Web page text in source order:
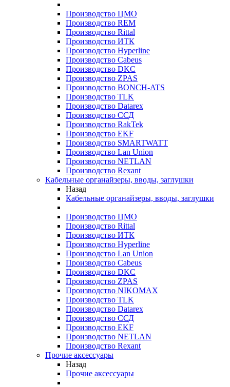
Производство ЦМО
Производство REM
Производство Rittal
Производство ИТК
Производство Hyperline
Производство Cabeus
Производство DKC
Производство ZPAS
Производство BONCH-ATS
Производство TLK
Производство Datarex
Производство ССД
Производство RakTek
Производство EKF
Производство SMARTWATT
Производство Lan Union
Производство NETLAN
Производство Rexant
Кабельные органайзеры, вводы, заглушки
Назад
Кабельные органайзеры, вводы, заглушки
Производство ЦМО
Производство Rittal
Производство ИТК
Производство Hyperline
Производство Lan Union
Производство Cabeus
Производство DKC
Производство ZPAS
Производство NIKOMAX
Производство TLK
Производство Datarex
Производство ССД
Производство EKF
Производство NETLAN
Производство Rexant
Прочие аксеcсуары
Назад
Прочие аксеcсуары